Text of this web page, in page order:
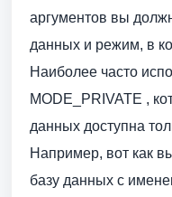
аргументов вы
данных и режим, в
Наиболее часто
MODE_PRIVATE ,
данных доступна
Например, вот как
базу данных с